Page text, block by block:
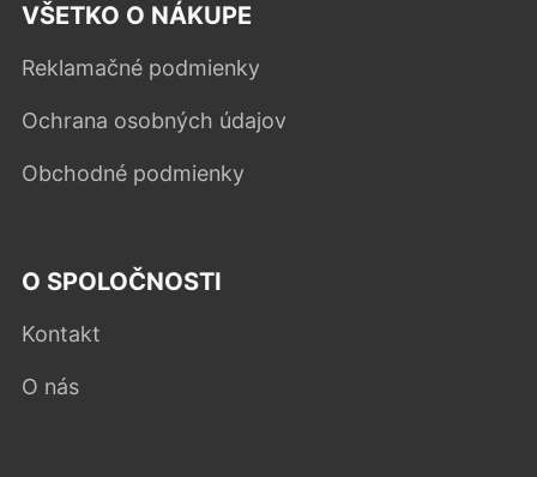
VŠETKO O NÁKUPE
Reklamačné podmienky
Ochrana osobných údajov
Obchodné podmienky
O SPOLOČNOSTI
Kontakt
O nás